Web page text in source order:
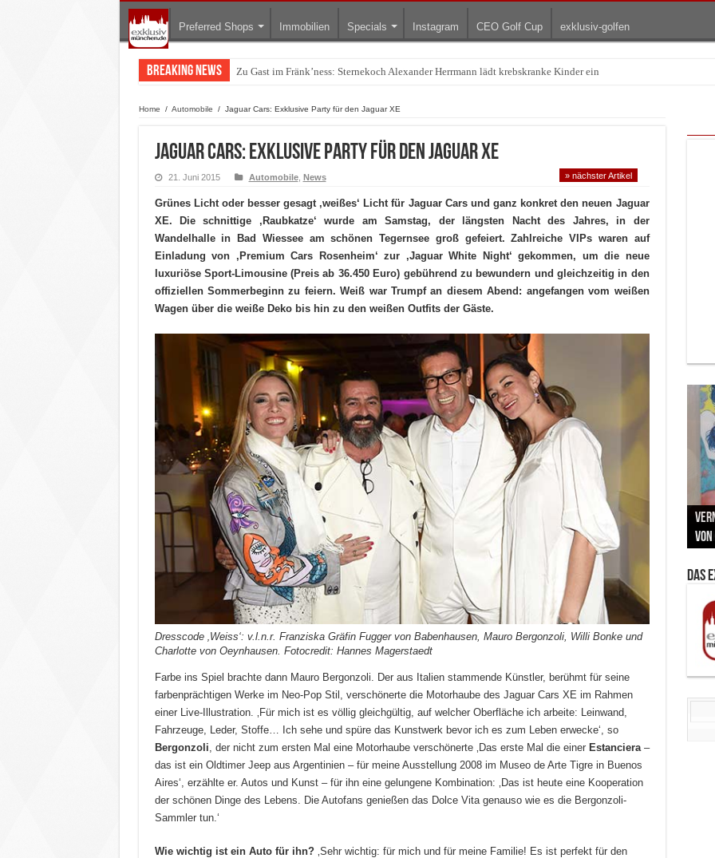
Preferred Shops Immobilien Specials Instagram CEO Golf Cup exklusiv-golfen
Breaking News Zu Gast im Fränk’ness: Sternekoch Alexander Herrmann lädt krebskranke Kinder ein
Warum München gerade zum Treffpunkt der Lingerie-Branche wurde
Home / Automobile / Jaguar Cars: Exklusive Party für den Jaguar XE
Jaguar Cars: Exklusive Party für den Jaguar XE
21. Juni 2015 Automobile, News » nächster Artikel
Grünes Licht oder besser gesagt ‚weißes‘ Licht für Jaguar Cars und ganz konkret den neuen Jaguar
XE. Die schnittige ‚Raubkatze‘ wurde am Samstag, der längsten Nacht des Jahres, in der
Wandelhalle in Bad Wiessee am schönen Tegernsee groß gefeiert. Zahlreiche VIPs waren auf
Einladung von ‚Premium Cars Rosenheim‘ zur ‚Jaguar White Night‘ gekommen, um die neue
luxuriöse Sport-Limousine (Preis ab 36.450 Euro) gebührend zu bewundern und gleichzeitig in den
offiziellen Sommerbeginn zu feiern. Weiß war Trumpf an diesem Abend: angefangen vom weißen
Wagen über die weiße Deko bis hin zu den weißen Outfits der Gäste.
Dresscode ‚Weiss‘: v.l.n.r. Franziska Gräfin Fugger von Babenhausen, Mauro Bergonzoli, Willi Bonke und
Charlotte von Oeynhausen. Fotocredit: Hannes Magerstaedt
Farbe ins Spiel brachte dann Mauro Bergonzoli. Der aus Italien stammende Künstler, berühmt für seine
farbenprächtigen Werke im Neo-Pop Stil, verschönerte die Motorhaube des Jaguar Cars XE im Rahmen
einer Live-Illustration. ‚Für mich ist es völlig gleichgültig, auf welcher Oberfläche ich arbeite: Leinwand,
Fahrzeuge, Leder, Stoffe… Ich sehe und spüre das Kunstwerk bevor ich es zum Leben erwecke‘, so
Bergonzoli , der nicht zum ersten Mal eine Motorhaube verschönerte ‚Das erste Mal die einer Estanciera–
das ist ein Oldtimer Jeep aus Argentinien – für meine Ausstellung 2008 im Museo de Arte Tigre in Buenos
Aires‘, erzählte er. Autos und Kunst – für ihn eine gelungene Kombination: ‚Das ist heute eine Kooperation
der schönen Dinge des Lebens. Die Autofans genießen das Dolce Vita genauso wie es die Bergonzoli-
Sammler tun.‘
Wie wichtig ist ein Auto für ihn?‚Sehr wichtig: für mich und für meine Familie! Es ist perfekt für den
Zu
Das